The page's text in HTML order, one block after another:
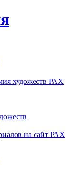
художеств РАХ
на сайт РАХ